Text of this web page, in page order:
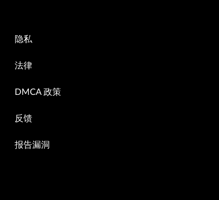
隐私
法律
DMCA 政策
反馈
报告漏洞